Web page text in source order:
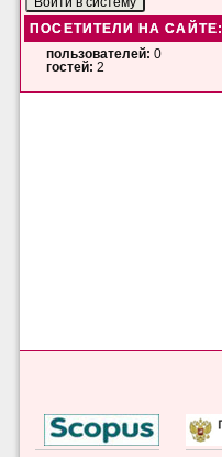
ПОСЕТИТЕЛИ НА САЙТЕ:
пользователей: 0
гостей: 2